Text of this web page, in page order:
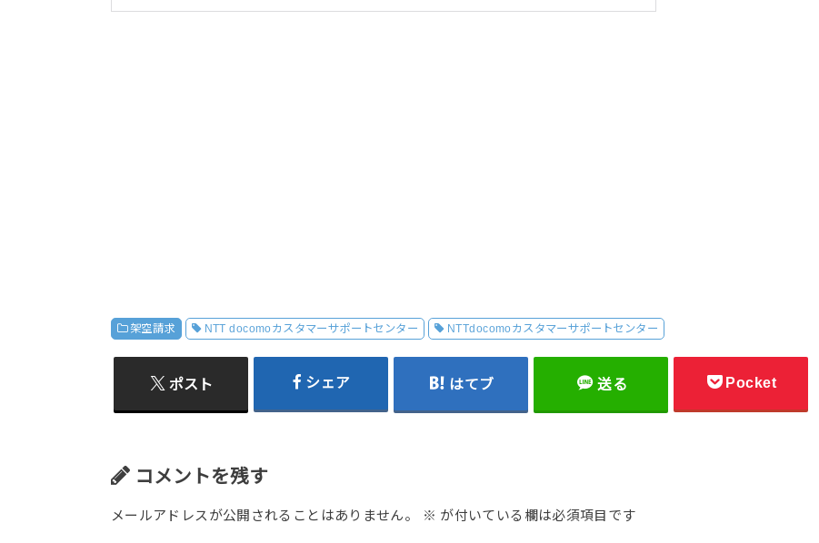
架空請求 NTT docomoカスタマーサポートセンター NTTdocomoカスタマーサポートセンター
ポスト シェア はてブ 送る Pocket
コメントを残す
メールアドレスが公開されることはありません。 ※ が付いている欄は必須項目です